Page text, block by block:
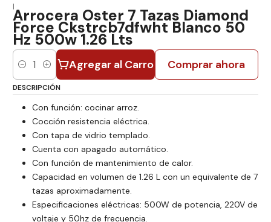
|Arrocera Oster 7 Tazas Diamond
Force Ckstrcb7dfwht Blanco 50
Hz 500w 1.26 Lts
Cantidad Agregar al Carro Comprar ahora
DESCRIPCIÓN
Con función: cocinar arroz.
Cocción resistencia eléctrica.
Con tapa de vidrio templado.
Cuenta con apagado automático.
Con función de mantenimiento de calor.
Capacidad en volumen de 1.26 L con un equivalente de 7
tazas aproximadamente.
Especificaciones eléctricas: 500W de potencia, 220V de
voltaje y 50hz de frecuencia.